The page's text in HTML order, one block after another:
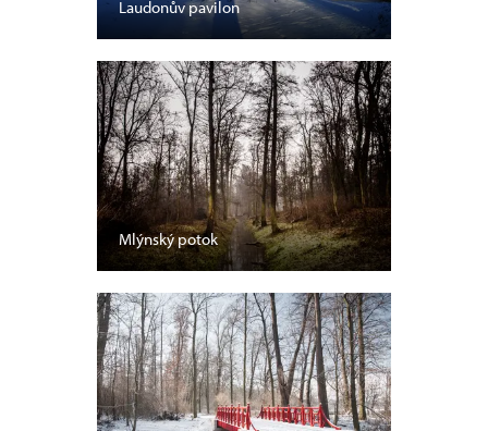
Laudonův pavilon
Mlýnský potok